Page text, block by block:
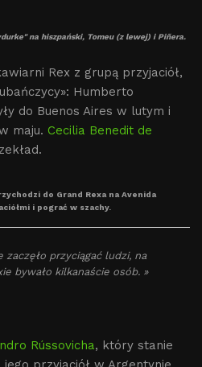
na hiszpański, Tomeu (z lewej) i Piñera.
Rex z grupą przyjaciół,
Humberto
do Buenos Aires w lutym i
maju. Cecilia Benedit de
do Grand Rexa na Avenida
i pograć w szachy.
zaczęło przyciągać ludzi, na
bywało kilkanaście osób. »
Rússovicha, który stanie